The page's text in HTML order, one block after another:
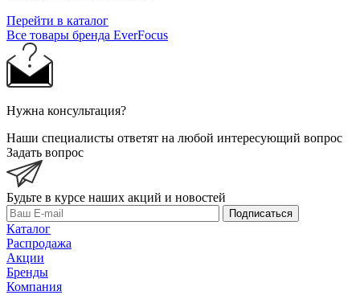
Перейти в каталог
Все товары бренда EverFocus
Нужна консультация?
Наши специалисты ответят на любой интересующий вопрос
Задать вопрос
Будьте в курсе наших акций и новостей
Подписаться
Каталог
Распродажа
Акции
Бренды
Компания